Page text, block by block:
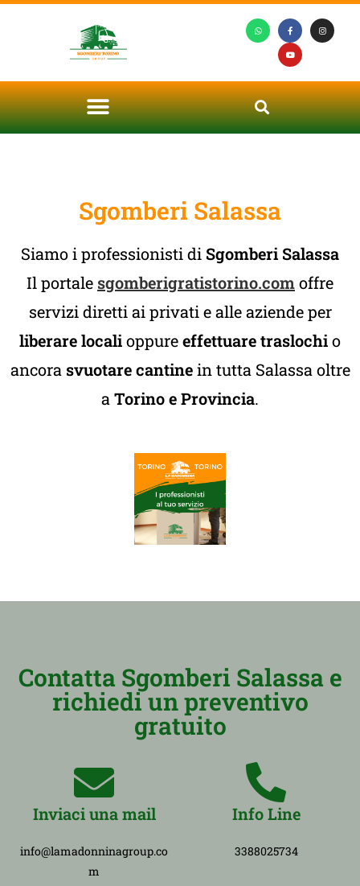
Sgomberi Salassa
Siamo i professionisti di Sgomberi Salassa
Il portale sgomberigratistorino.comoffre
servizi diretti ai privati e alle aziende per
liberare localioppureeffettuare traslochio
ancora svuotare cantinein tutta Salassa oltre
a Torino e Provincia.
Contatta Sgomberi Salassa e
richiedi un preventivo
gratuito
Inviaci una mail
info@lamadonninagroup.co
m
Info Line
3388025734